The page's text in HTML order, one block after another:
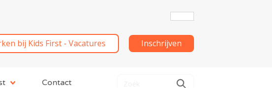
bij Kids First - Vacatures Inschrijven
Contact